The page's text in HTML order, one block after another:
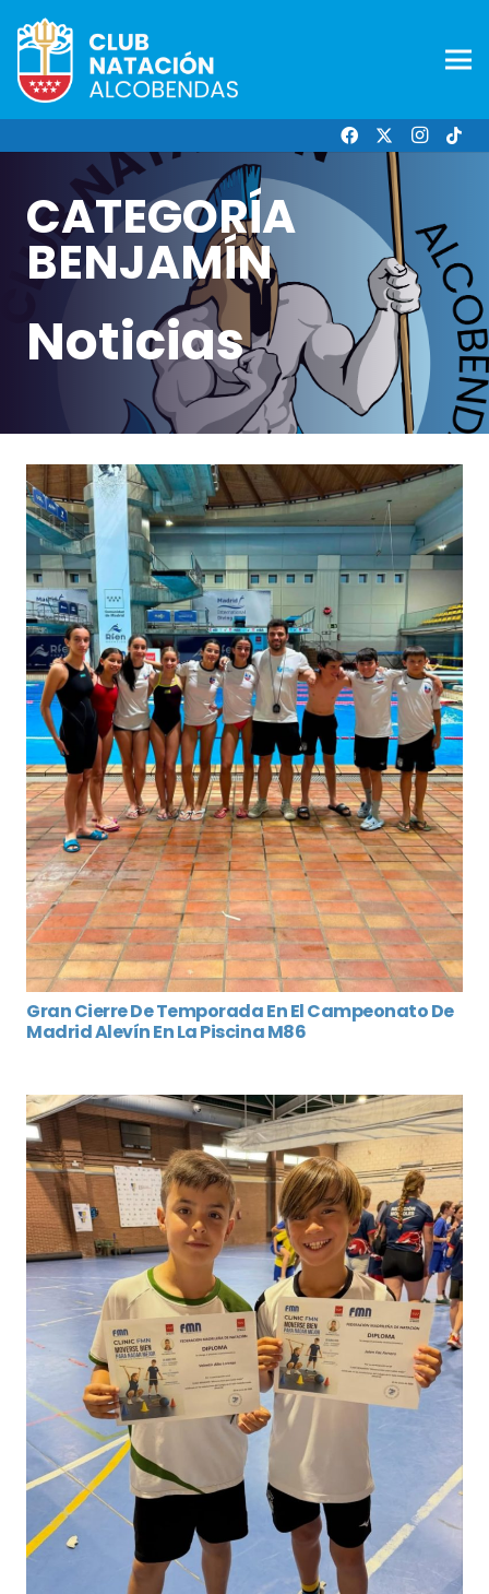
CATEGORÍA
BENJAMÍN
Noticias
Gran Cierre De Temporada En El Campeonato De
Madrid Alevín En La Piscina M86